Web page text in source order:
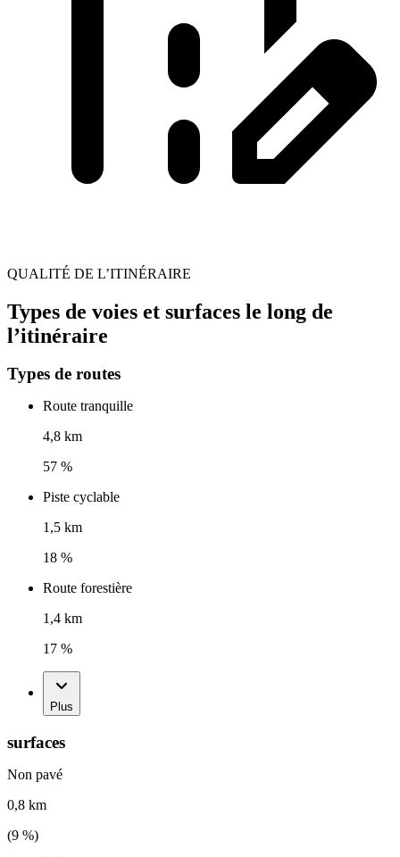
QUALITÉ DE L’ITINÉRAIRE
Types de voies et surfaces le long de
l’itinéraire
Types de routes
Route tranquille
4,8 km
57 %
Piste cyclable
1,5 km
18 %
Route forestière
1,4 km
17 %
Plus
surfaces
Non pavé
0,8 km
(9 %)